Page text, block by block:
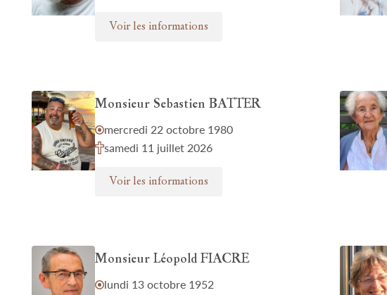
Voir les informations
Monsieur Sebastien BATTER
mercredi 22 octobre 1980
samedi 11 juillet 2026
Voir les informations
Monsieur Léopold FIACRE
lundi 13 octobre 1952